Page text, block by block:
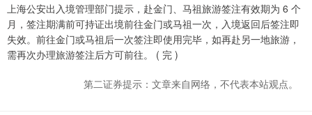
上海公安出入境管理部门提示，赴金门、马祖旅游签注有效期为 6 个
月，签注期满前可持证出境前往金门或马祖一次，入境返回后签注即
失效。前往金门或马祖后一次签注即使用完毕，如再赴另一地旅游，
需再次办理旅游签注后方可前往。 ( 完 )
第二证券提示：文章来自网络，不代表本站观点。